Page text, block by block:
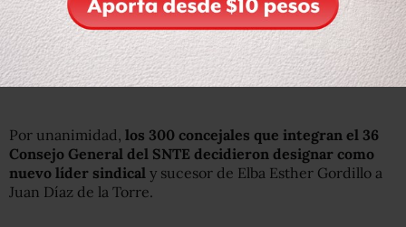
Por unanimidad, los 300 concejales que integran el 36
Consejo General del SNTE decidieron designar como
nuevo líder sindical y sucesor de Elba Esther Gordillo a
Juan Díaz de la Torre.